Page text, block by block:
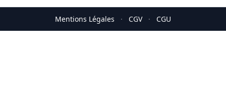
Mentions Légales · CGV · CGU